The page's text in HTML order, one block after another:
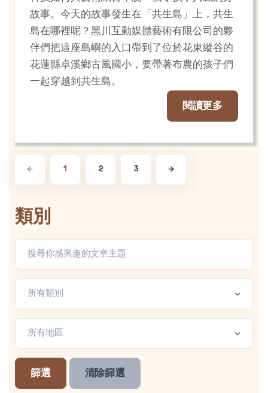
故事。今天的故事發生在「共生島」上，共生
島在哪裡呢？黑川互動媒體藝術有限公司的夥
伴們把這座島嶼的入口帶到了位於花東縱谷的
花蓮縣卓溪鄉古風國小，要帶著布農的孩子們
一起穿越到共生島。
閱讀更多
1 2 3
類別
地區篩選
篩選 清除篩選